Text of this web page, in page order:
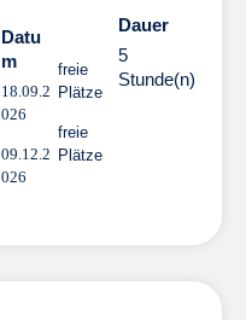
Datu
m
18.09.2
026
09.12.2
026
freie
Plätze
freie
Plätze
Dauer
5
Stunde(n)